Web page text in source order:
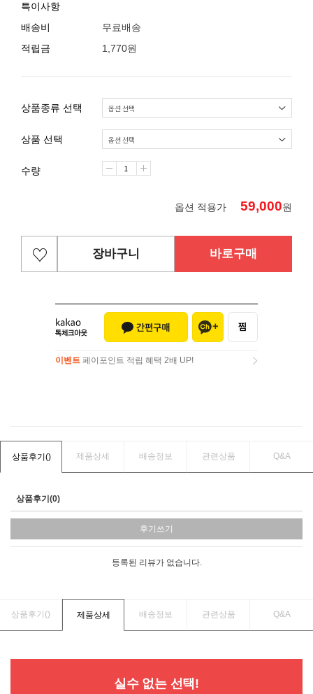
특이사항
배송비
무료배송
적립금
1,770원
상품종류 선택
상품 선택
수량
옵션 적용가 59,000원
장바구니 바로구매
이벤트 페이포인트 적립 혜택 2배 UP!
상품후기() 제품상세 배송정보 관련상품 Q&A
상품후기(0)
후기쓰기
등록된 리뷰가 없습니다.
상품후기() 제품상세 배송정보 관련상품 Q&A
실수 없는 선택!